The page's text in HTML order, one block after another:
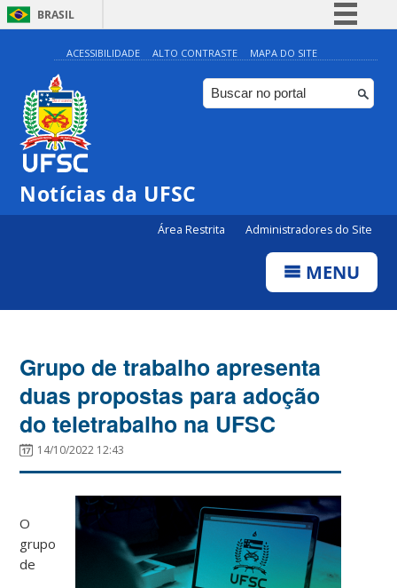
BRASIL
Simplifique!
Comunica BR
Participe
ACESSIBILIDADE ALTO CONTRASTE MAPA DO SITE
Notícias da UFSC
Área Restrita Administradores do Site
MENU
Grupo de trabalho apresenta
duas propostas para adoção
do teletrabalho na UFSC
14/10/2022 12:43
O
grupo
de